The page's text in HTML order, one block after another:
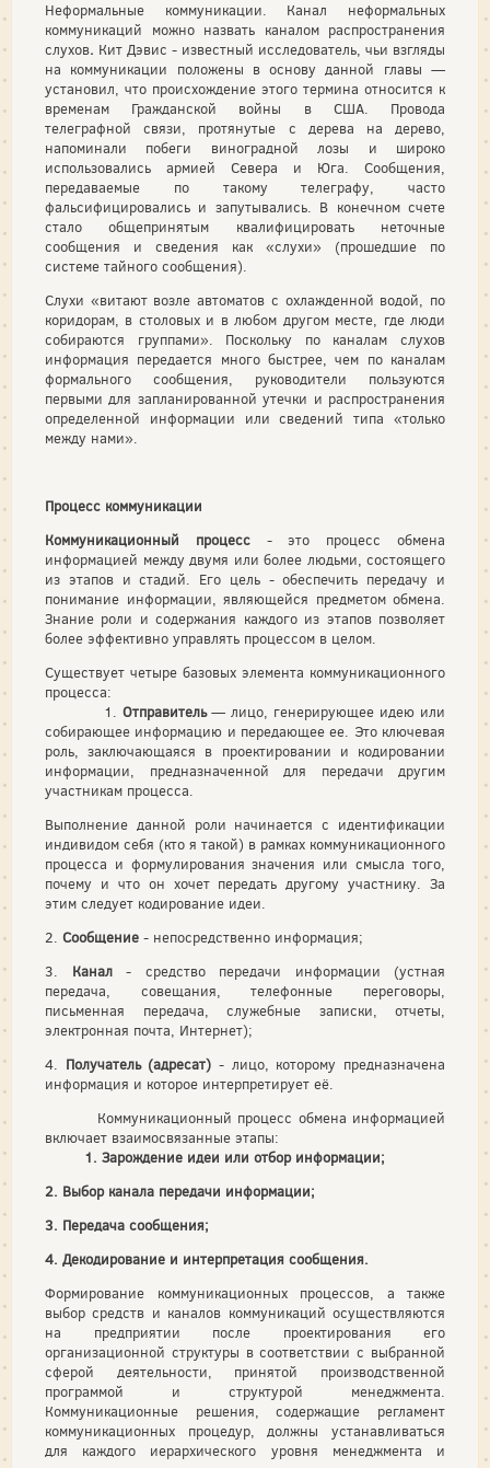
Неформальные коммуникации. Канал неформальных
коммуникаций можно назвать каналом распространения
слухов. Кит Дэвис - известный исследователь, чьи взгляды
на коммуникации положены в основу данной главы —
установил, что происхождение этого термина относится к
временам Гражданской войны в США. Провода
телеграфной связи, протянутые с дерева на дерево,
напоминали побеги виноградной лозы и широко
использовались армией Севера и Юга. Сообщения,
передаваемые по такому телеграфу, часто
фальсифицировались и запутывались. В конечном счете
стало общепринятым квалифицировать неточные
сообщения и сведения как «слухи» (прошедшие по
системе тайного сообщения).
Слухи «витают возле автоматов с охлажденной водой, по
коридорам, в столовых и в любом другом месте, где люди
собираются группами». Поскольку по каналам слухов
информация передается много быстрее, чем по каналам
формального сообщения, руководители пользуются
первыми для запланированной утечки и распространения
определенной информации или сведений типа «только
между нами».
Процесс коммуникации
Коммуникационный процесс- это процесс обмена
информацией между двумя или более людьми, состоящего
из этапов и стадий. Его цель - обеспечить передачу и
понимание информации, являющейся предметом обмена.
Знание роли и содержания каждого из этапов позволяет
более эффективно управлять процессом в целом.
Существует четыре базовых элемента коммуникационного
процесса:
1. Отправитель— лицо, генерирующее идею или
собирающее информацию и передающее ее. Это ключевая
роль, заключающаяся в проектировании и кодировании
информации, предназначенной для передачи другим
участникам процесса.
Выполнение данной роли начинается с идентификации
индивидом себя (кто я такой) в рамках коммуникационного
процесса и формулирования значения или смысла того,
почему и что он хочет передать другому участнику. За
этим следует кодирование идеи.
2. Сообщение - непосредственно информация;
3. Канал- средство передачи информации (устная
передача, совещания, телефонные переговоры,
письменная передача, служебные записки, отчеты,
электронная почта, Интернет);
4. Получатель (адресат) - лицо, которому предназначена
информация и которое интерпретирует её.
Коммуникационный процесс обмена информацией
включает взаимосвязанные этапы:
1. Зарождение идеи или отбор информации;
2. Выбор канала передачи информации;
3. Передача сообщения;
4. Декодирование и интерпретация сообщения.
Формирование коммуникационных процессов, а также
выбор средств и каналов коммуникаций осуществляются
на предприятии после проектирования его
организационной структуры в соответствии с выбранной
сферой деятельности, принятой производственной
программой и структурой менеджмента.
Коммуникационные решения, содержащие регламент
коммуникационных процедур, должны устанавливаться
для каждого иерархического уровня менеджмента и